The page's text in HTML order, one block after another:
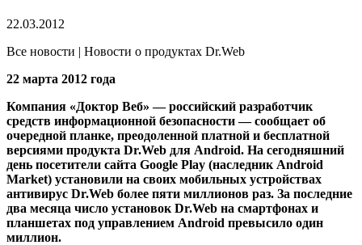
22.03.2012
Все новости | Новости о продуктах Dr.Web
22 марта 2012 года
Компания «Доктор Веб» — российский разработчик
средств информационной безопасности — сообщает об
очередной планке, преодоленной платной и бесплатной
версиями продукта Dr.Web для Android. На сегодняшний
день посетители сайта Google Play (наследник Android
Market) установили на своих мобильных устройствах
антивирус Dr.Web более пяти миллионов раз. За последние
два месяца число установок Dr.Web на смартфонах и
планшетах под управлением Android превысило один
миллион.